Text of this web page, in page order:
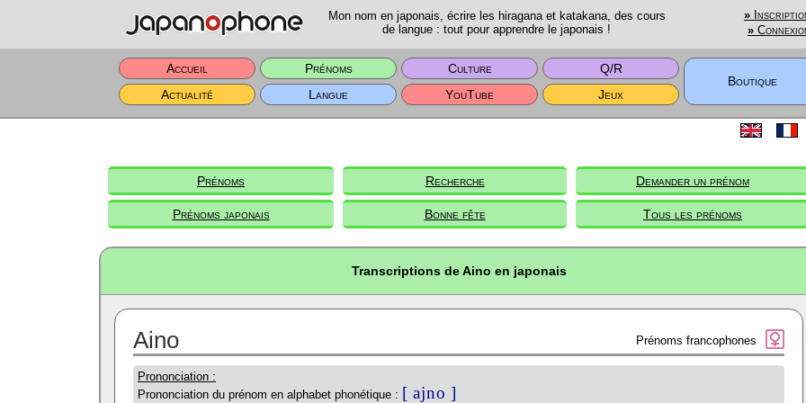
Mon nom en japonais, écrire les hiragana et katakana, des cours
de langue : tout pour apprendre le japonais !
»
»
Accueil Prénoms Culture
Q/R
Boutique
Actualité
Langue YouTube Jeux
Prénoms Recherche Demander un prénom
Prénoms japonais Bonne fête Tous les prénoms
Transcriptions de Aino en japonais
Aino Prénoms francophones
Prononciation :
Prononciation du prénom en alphabet phonétique : [ ajno ]